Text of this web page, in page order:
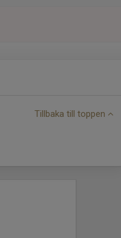
Tillbaka till toppen